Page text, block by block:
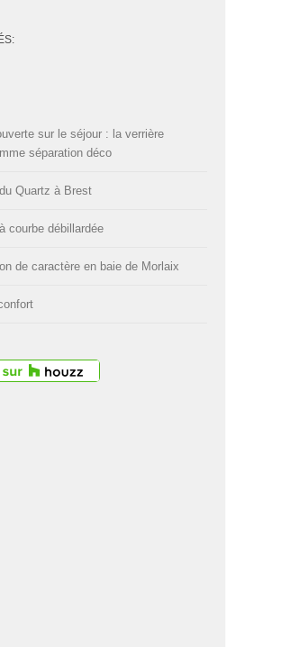
sur le séjour : la verrière
séparation déco
Quartz à Brest
courbe débillardée
de caractère en baie de Morlaix